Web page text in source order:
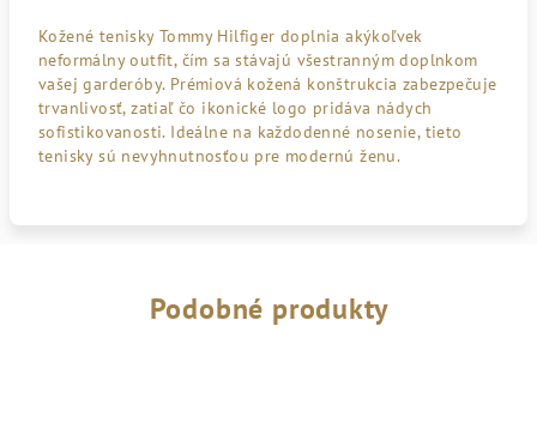
Kožené tenisky Tommy Hilfiger doplnia akýkoľvek
neformálny outfit, čím sa stávajú všestranným doplnkom
vašej garderóby. Prémiová kožená konštrukcia zabezpečuje
trvanlivosť, zatiaľ čo ikonické logo pridáva nádych
sofistikovanosti. Ideálne na každodenné nosenie, tieto
tenisky sú nevyhnutnosťou pre modernú ženu.
Podobné produkty